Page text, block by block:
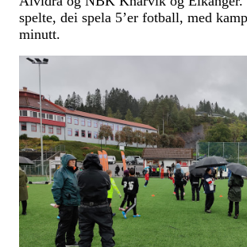
spelte, dei spela 5’er fotball, med
minutt.